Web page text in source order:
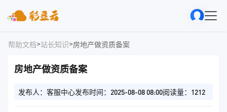
帮助文档>站长知识>房地产做资质备案
房地产做资质备案
发布人：客服中心发布时间：2025-08-08 08:00阅读量：1212